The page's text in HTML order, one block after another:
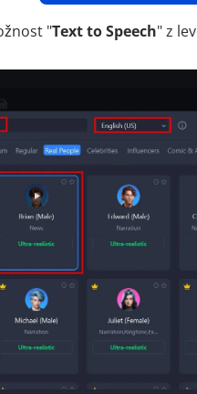
"Text to Speech" z